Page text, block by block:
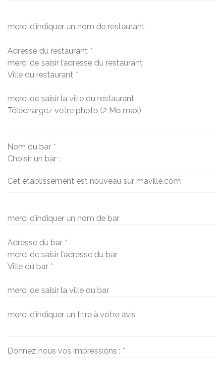
merci d’indiquer un nom de restaurant
Adresse du restaurant *
merci de saisir l’adresse du restaurant
Ville du restaurant *
merci de saisir la ville du restaurant
Téléchargez votre photo (2 Mo max)
Nom du bar *
Choisir un bar :
Cet établissement est nouveau sur maville.com
merci d’indiquer un nom de bar
Adresse du bar *
merci de saisir l’adresse du bar
Ville du bar *
merci de saisir la ville du bar
merci d’indiquer un titre à votre avis
Donnez nous vos impressions : *